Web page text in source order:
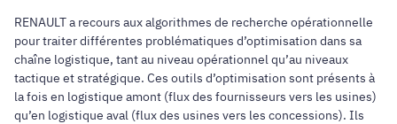
RENAULT a recours aux algorithmes de recherche opérationnelle
pour traiter différentes problématiques d’optimisation dans sa
chaîne logistique, tant au niveau opérationnel qu’au niveaux
tactique et stratégique. Ces outils d’optimisation sont présents à
la fois en logistique amont (flux des fournisseurs vers les usines)
qu’en logistique aval (flux des usines vers les concessions). Ils